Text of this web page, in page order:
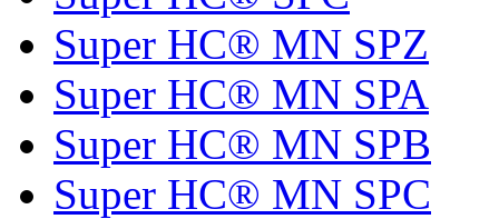
Super HC® MN SPZ
Super HC® MN SPA
Super HC® MN SPB
Super HC® MN SPC